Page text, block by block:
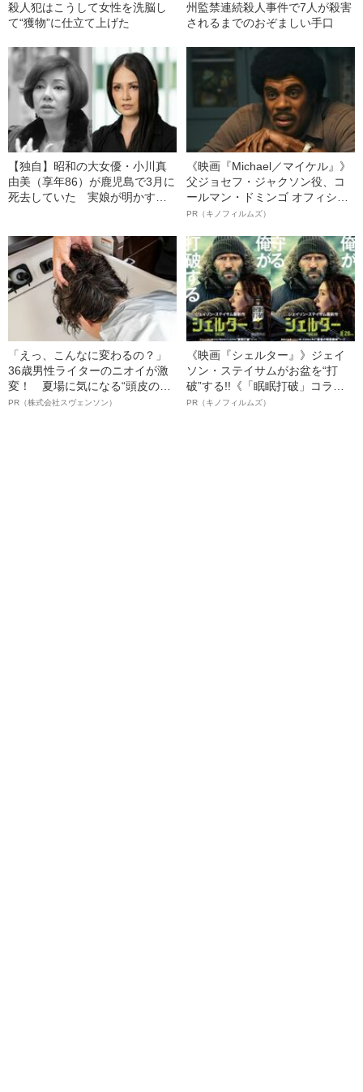
殺人犯はこうして女性を洗脳し
て“獲物”に仕立て上げた
州監禁連続殺人事件で7人が殺害
されるまでのおぞましい手口
【独自】昭和の大女優・小川真
由美（享年86）が鹿児島で3月に
死去していた 実娘が明かす
《映画『Michael／マイケル』》
父ジョセフ・ジャクソン役、コ
ールマン・ドミンゴ オフィシャ
ルインタビュー“観客を魅了した
語る”《日本興収70億円突破》
PR（キノフィルムズ）
「えっ、こんなに変わるの？」
36歳男性ライターのニオイが激
変！ 夏場に気になる“頭皮のニ
オイ”や“ベタつき”を解消す
PR（株式会社スヴェンソン）
《映画『シェルター』》ジェイ
ソン・ステイサムがお盆を“打
破”する!!《「眠眠打破」コラ
ボ》
PR（キノフィルムズ）